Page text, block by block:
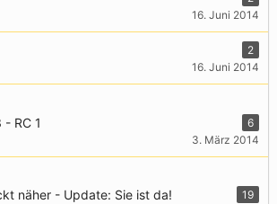
16. Juni 2014
2
16. Juni 2014
RC 1
6
3. März 2014
näher - Update: Sie ist da!
19